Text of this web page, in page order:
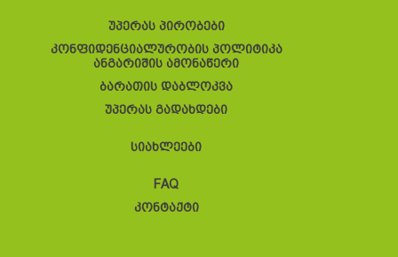
უპერას პირობები
კონფიდენციალურობის პოლიტიკა
ანგარიშის ამონაწერი
ბარათის დაბლოკვა
უპერას გადახდები
სიახლეები
FAQ
კონტაქტი